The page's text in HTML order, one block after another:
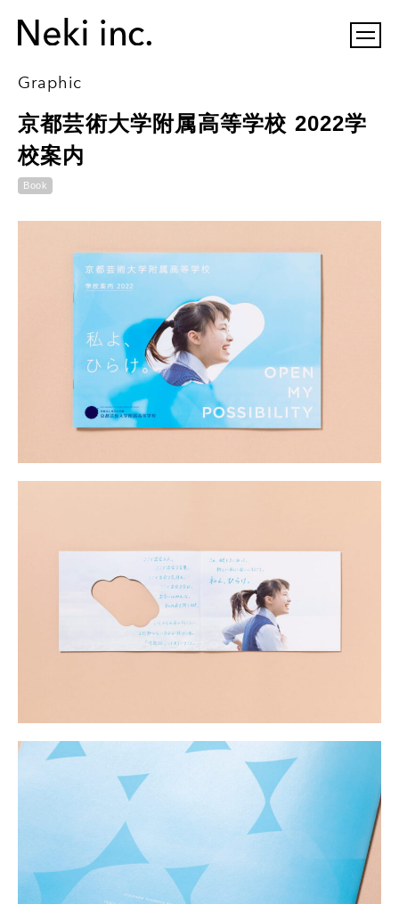
Graphic
京都芸術大学附属高等学校 2022学
校案内
Book